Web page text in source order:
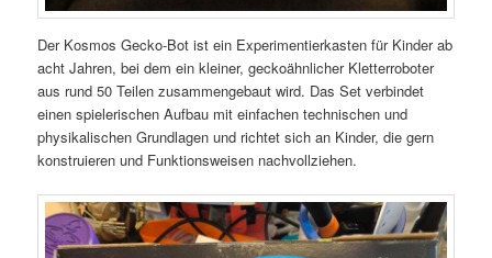
Der Kosmos Gecko-Bot ist ein Experimentierkasten für Kinder ab
acht Jahren, bei dem ein kleiner, geckoähnlicher Kletterroboter
aus rund 50 Teilen zusammengebaut wird. Das Set verbindet
einen spielerischen Aufbau mit einfachen technischen und
physikalischen Grundlagen und richtet sich an Kinder, die gern
konstruieren und Funktionsweisen nachvollziehen.